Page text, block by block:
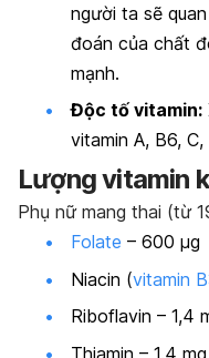
người ta sẽ
đoán của chất
mạnh.
Độc tố vitamin:
vitamin A, B6,
Lượng vitamin
Phụ nữ mang thai (từ
Folate – 600 μg
Niacin (vitamin
Riboflavin – 1,4
Thiamin – 1,4 mg